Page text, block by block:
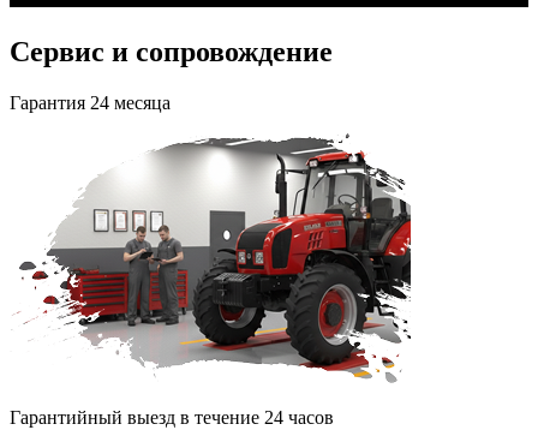
Сервис и сопровождение
Гарантия 24 месяца
Гарантийный выезд в течение 24 часов